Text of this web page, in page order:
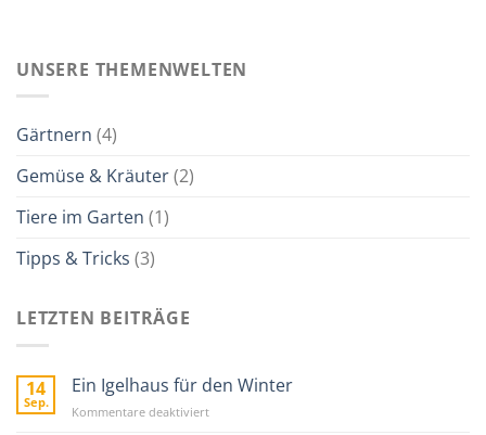
UNSERE THEMENWELTEN
Gärtnern (4)
Gemüse & Kräuter(2)
Tiere im Garten (1)
Tipps & Tricks (3)
LETZTEN BEITRÄGE
14
Sep.
Ein Igelhaus für den Winter
Kommentare deaktiviertfür